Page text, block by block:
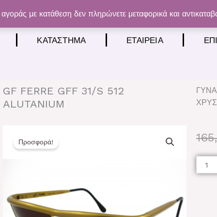
με κατάθεση δεν πληρώνετε μεταφορικά και
ΚΑΤΆΣΤΗΜΑ ΕΤΑΙΡΕΊΑ
GF FERRE GFF 31/S 512
ALUTANIUM
Προσφορά!
GF